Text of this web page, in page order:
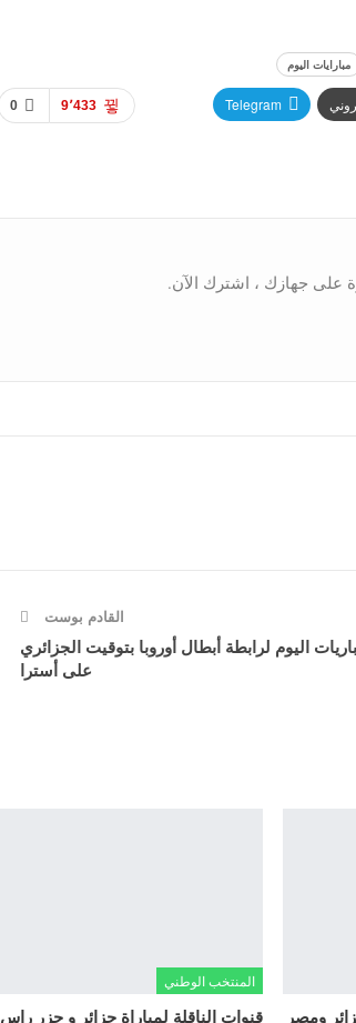
مبارايات اليوم
0 9٬433 Telegram
على جهازك ، اشترك الآن.
القادم بوست
اليوم لرابطة أبطال أوروبا بتوقيت الجزائري
على أسترا
ومصر
المنتخب الوطني
قنوات الناقلة لمباراة جزائر و جزر راس